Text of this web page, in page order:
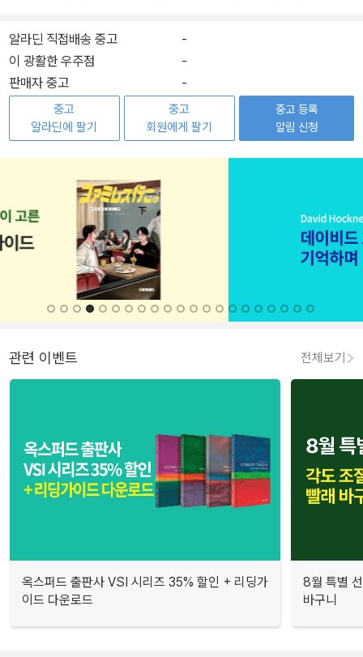
알라딘 직접배송 중고
-
이 광활한 우주점
-
판매자 중고
-
중고
알라딘에 팔기
중고
회원에게 팔기
중고 등록
알림 신청
관련 이벤트 전체보기
옥스퍼드 출판사 VSI 시리즈 35% 할인 + 리딩가
이드 다운로드
8월 특별
바구니